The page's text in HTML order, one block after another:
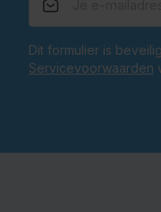
Dit formulier is
Servicevoorwaarden